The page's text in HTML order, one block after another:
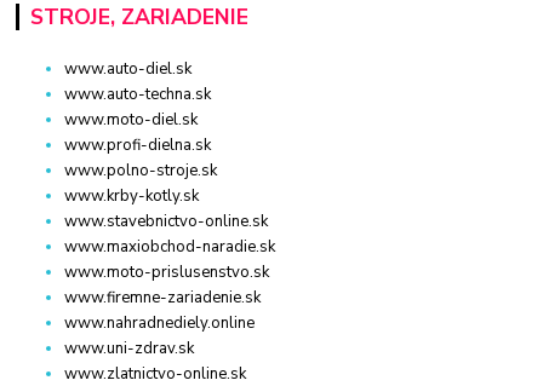
STROJE, ZARIADENIE
www.auto-diel.sk
www.auto-techna.sk
www.moto-diel.sk
www.profi-dielna.sk
www.polno-stroje.sk
www.krby-kotly.sk
www.stavebnictvo-online.sk
www.maxiobchod-naradie.sk
www.moto-prislusenstvo.sk
www.firemne-zariadenie.sk
www.nahradnediely.online
www.uni-zdrav.sk
www.zlatnictvo-online.sk